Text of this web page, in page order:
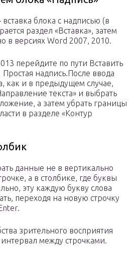
блока с надписью (в
раздел «Вставка», затем
в версиях Word 2007, 2010.
перейдите по пути Вставить
надпись.После ввода
как и в предыдущем случае,
текста» и выбрать
а затем убрать границы
в разделе «Контур
данные не в вертикально
а в столбике, где буквы
эту каждую букву слова
переходя на новую строчку
зрительного восприятия
интервал между строчками.